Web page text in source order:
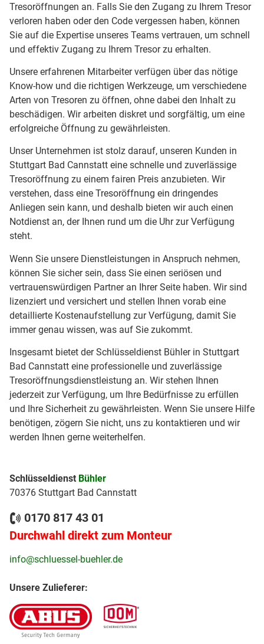
Tresoröffnungen an. Falls Sie den Zugang zu Ihrem Tresor
verloren haben oder den Code vergessen haben, können
Sie auf die Expertise unseres Teams vertrauen, um schnell
und effektiv Zugang zu Ihrem Tresor zu erhalten.
Unsere erfahrenen Mitarbeiter verfügen über das nötige
Know-how und die richtigen Werkzeuge, um verschiedene
Arten von Tresoren zu öffnen, ohne dabei den Inhalt zu
beschädigen. Wir arbeiten diskret und sorgfältig, um eine
erfolgreiche Öffnung zu gewährleisten.
Unser Unternehmen ist stolz darauf, unseren Kunden in
Stuttgart Bad Cannstatt eine schnelle und zuverlässige
Tresoröffnung zu einem fairen Preis anzubieten. Wir
verstehen, dass eine Tresoröffnung ein dringendes
Anliegen sein kann, und deshalb bieten wir auch einen
Notdienst an, der Ihnen rund um die Uhr zur Verfügung
steht.
Wenn Sie unsere Dienstleistungen in Anspruch nehmen,
können Sie sicher sein, dass Sie einen seriösen und
vertrauenswürdigen Partner an Ihrer Seite haben. Wir sind
lizenziert und versichert und stellen Ihnen vorab eine
detaillierte Kostenaufstellung zur Verfügung, damit Sie
immer genau wissen, was auf Sie zukommt.
Insgesamt bietet der Schlüsseldienst Bühler in Stuttgart
Bad Cannstatt eine professionelle und zuverlässige
Tresoröffnungsdienstleistung an. Wir stehen Ihnen
jederzeit zur Verfügung, um Ihre Bedürfnisse zu erfüllen
und Ihre Sicherheit zu gewährleisten. Wenn Sie unsere Hilfe
benötigen, zögern Sie nicht, uns zu kontaktieren und wir
werden Ihnen gerne weiterhelfen.
Schlüsseldienst Bühler
70376 Stuttgart Bad Cannstatt
0170 817 43 01
Durchwahl direkt zum Monteur
info@schluessel-buehler.de
Unsere Zulieferer: